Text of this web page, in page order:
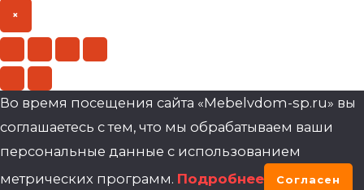
×
Во время посещения сайта «Mebelvdom-sp.ru» вы
соглашаетесь с тем, что мы обрабатываем ваши
персональные данные с использованием
метрических программ. Подробнее Согласен